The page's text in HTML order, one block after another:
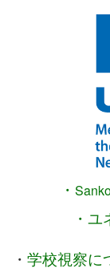
・
・
・ 学校視察に